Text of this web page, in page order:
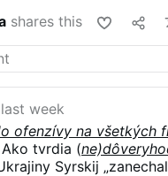
shares this
last week
ofenzívy na všetkých
tvrdia (
Syrskij